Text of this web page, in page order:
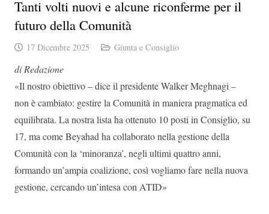
Tanti volti nuovi e alcune riconferme per il
futuro della Comunità
17 Dicembre 2025 Giunta e Consiglio
di Redazione
«Il nostro obiettivo – dice il presidente Walker Meghnagi –
non è cambiato: gestire la Comunità in maniera pragmatica ed
equilibrata. La nostra lista ha ottenuto 10 posti in Consiglio, su
17, ma come Beyahad ha collaborato nella gestione della
Comunità con la ‘minoranza’, negli ultimi quattro anni,
formando un’ampia coalizione, così vogliamo fare nella nuova
gestione, cercando un’intesa con ATID»